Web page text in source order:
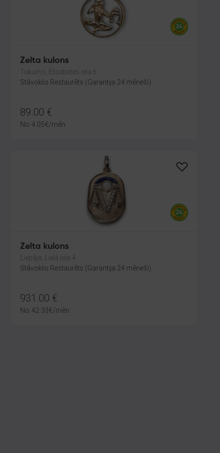
Zelta kulons
Tukums, Elizabetes iela 6
Stāvoklis Restaurēts (Garantija 24 mēneši)
89.00 €
No 4.05€/mēn.
Zelta kulons
Liepāja, Lielā iela 4
Stāvoklis Restaurēts (Garantija 24 mēneši)
931.00 €
No 42.33€/mēn.